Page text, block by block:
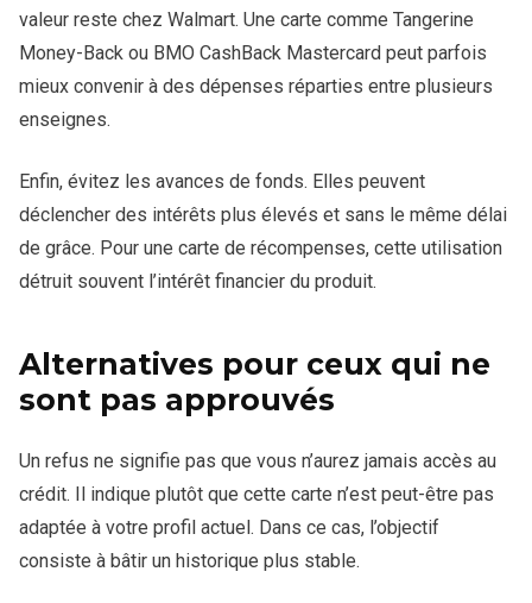
valeur reste chez Walmart. Une carte comme Tangerine
Money-Back ou BMO CashBack Mastercard peut parfois
mieux convenir à des dépenses réparties entre plusieurs
enseignes.
Enfin, évitez les avances de fonds. Elles peuvent
déclencher des intérêts plus élevés et sans le même délai
de grâce. Pour une carte de récompenses, cette utilisation
détruit souvent l’intérêt financier du produit.
Alternatives pour ceux qui ne
sont pas approuvés
Un refus ne signifie pas que vous n’aurez jamais accès au
crédit. Il indique plutôt que cette carte n’est peut-être pas
adaptée à votre profil actuel. Dans ce cas, l’objectif
consiste à bâtir un historique plus stable.